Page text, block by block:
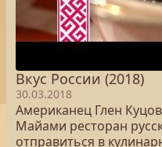
Вкус России (2018)
30.03.2018
Американец Глен
Майами ресторан
отправиться в